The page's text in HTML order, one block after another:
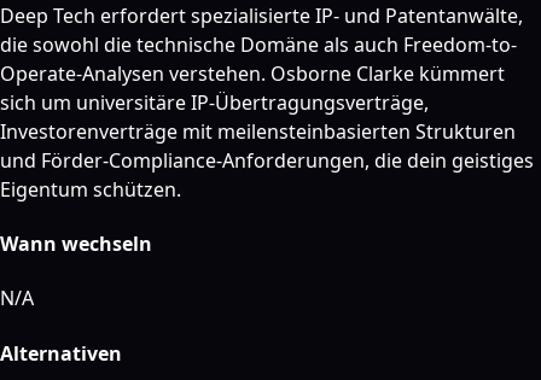
Deep Tech erfordert spezialisierte IP- und Patentanwälte,
die sowohl die technische Domäne als auch Freedom-to-
Operate-Analysen verstehen. Osborne Clarke kümmert
sich um universitäre IP-Übertragungsverträge,
Investorenverträge mit meilensteinbasierten Strukturen
und Förder-Compliance-Anforderungen, die dein geistiges
Eigentum schützen.
Wann wechseln
N/A
Alternativen